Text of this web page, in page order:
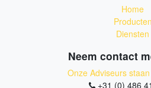
Home
Producten
Diensten
Neem contact
Onze Adviseurs
+31 (0) 486